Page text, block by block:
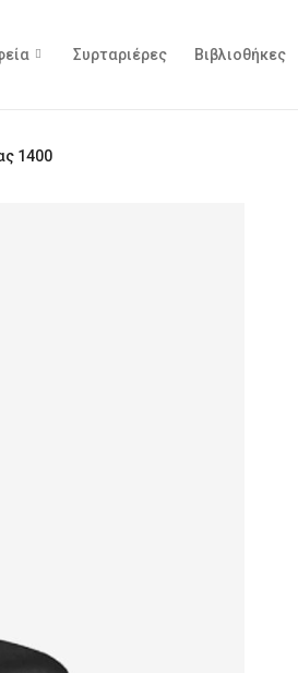
Συρταριέρες Βιβλιοθήκες
1400